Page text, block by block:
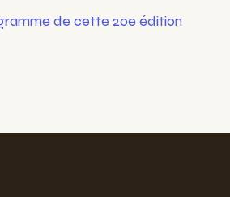
de cette 20e édition